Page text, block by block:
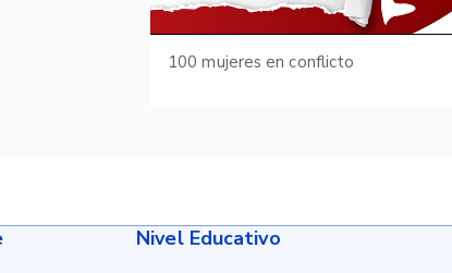
100 mujeres en conflicto
Nivel Educativo